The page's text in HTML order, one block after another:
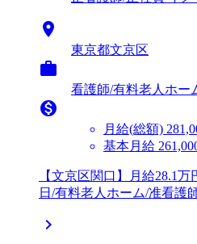

東京都文京区

看護師/有料老人ホー

月給(総額)
基本月給
【文京区関口】月給28.1
日/有料老人ホーム/准看護
